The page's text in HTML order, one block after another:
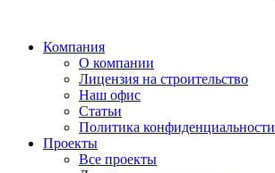
Компания
О компании
Лицензия на строительство
Наш офис
Статьи
Политика конфиденциальности
Проекты
Все проекты